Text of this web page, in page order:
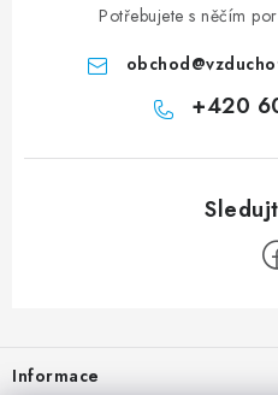
Potřebujete s něčím
obchod@
+420
Informace